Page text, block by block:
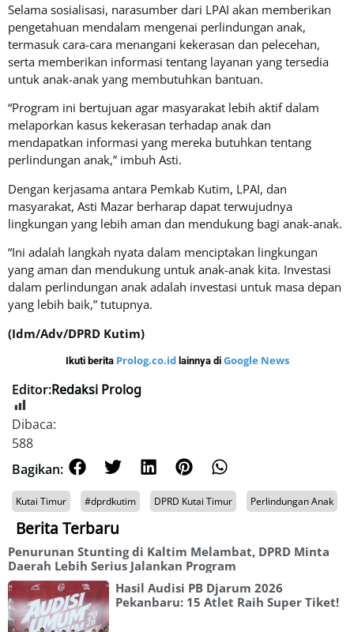
Selama sosialisasi, narasumber dari LPAI akan memberikan
pengetahuan mendalam mengenai perlindungan anak,
termasuk cara-cara menangani kekerasan dan pelecehan,
serta memberikan informasi tentang layanan yang tersedia
untuk anak-anak yang membutuhkan bantuan.
“Program ini bertujuan agar masyarakat lebih aktif dalam
melaporkan kasus kekerasan terhadap anak dan
mendapatkan informasi yang mereka butuhkan tentang
perlindungan anak,” imbuh Asti.
Dengan kerjasama antara Pemkab Kutim, LPAI, dan
masyarakat, Asti Mazar berharap dapat terwujudnya
lingkungan yang lebih aman dan mendukung bagi anak-anak.
“Ini adalah langkah nyata dalam menciptakan lingkungan
yang aman dan mendukung untuk anak-anak kita. Investasi
dalam perlindungan anak adalah investasi untuk masa depan
yang lebih baik,” tutupnya.
(Idm/Adv/DPRD Kutim)
Ikuti berita Prolog.co.id lainnya di Google News
Editor:Redaksi Prolog
Dibaca:
588
Bagikan:
Kutai Timur #dprdkutim DPRD Kutai Timur Perlindungan Anak
Berita Terbaru
Penurunan Stunting di Kaltim Melambat, DPRD Minta
Daerah Lebih Serius Jalankan Program
Hasil Audisi PB Djarum 2026
Pekanbaru: 15 Atlet Raih Super Tiket!